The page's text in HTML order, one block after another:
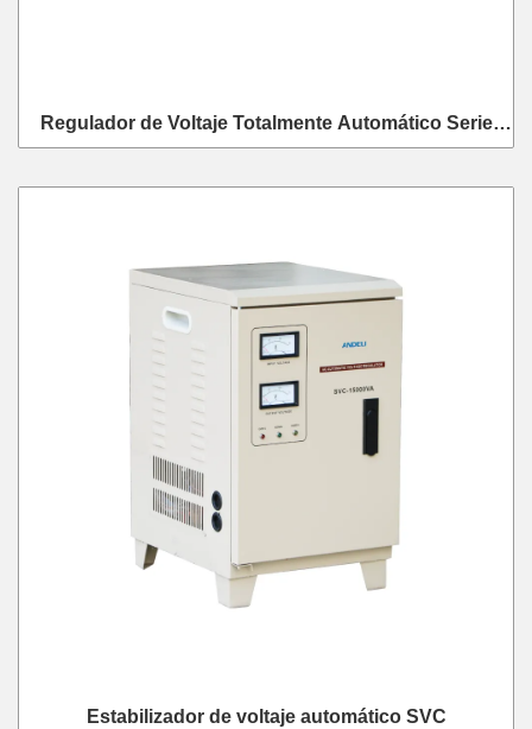
Regulador de Voltaje Totalmente Automático Serie
Estabilizador de voltaje automático SVC